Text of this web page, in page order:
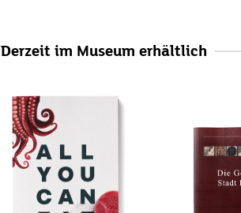
Derzeit im Museum erhältlich